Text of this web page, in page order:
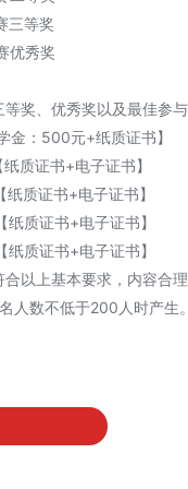
三等奖
优秀奖
奖、优秀奖以及最佳参与
金：500元+纸质证书】
质证书+电子证书】
质证书+电子证书】
质证书+电子证书】
质证书+电子证书】
以上基本要求，内容合
人数不低于200人时产生。